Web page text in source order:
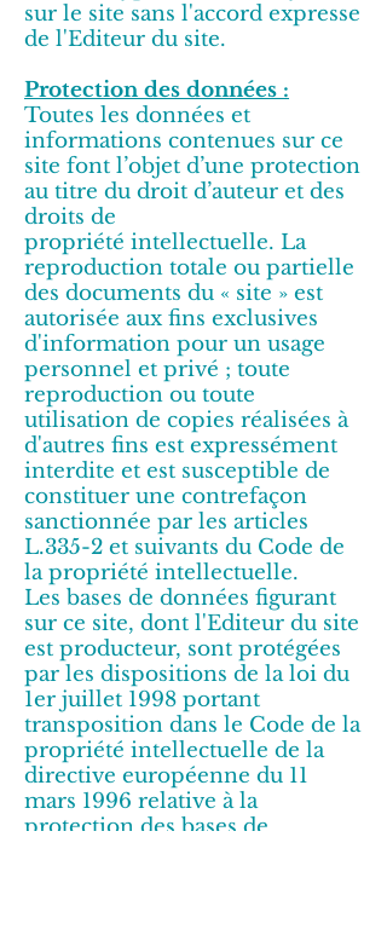
sur le site sans l'accord expresse
de l'Editeur du site.
Protection des données :
Toutes les données et
informations contenues sur ce
site font l’objet d’une protection
au titre du droit d’auteur et des
droits de
propriété intellectuelle. La
reproduction totale ou partielle
des documents du « site » est
autorisée aux fins exclusives
d'information pour un usage
personnel et privé ; toute
reproduction ou toute
utilisation de copies réalisées à
d'autres fins est expressément
interdite et est susceptible de
constituer une contrefaçon
sanctionnée par les articles
L.335-2 et suivants du Code de
la propriété intellectuelle.
Les bases de données figurant
sur ce site, dont l'Editeur du site
est producteur, sont protégées
par les dispositions de la loi du
1er juillet 1998 portant
transposition dans le Code de la
propriété intellectuelle de la
directive européenne du 11
mars 1996 relative à la
protection des bases de